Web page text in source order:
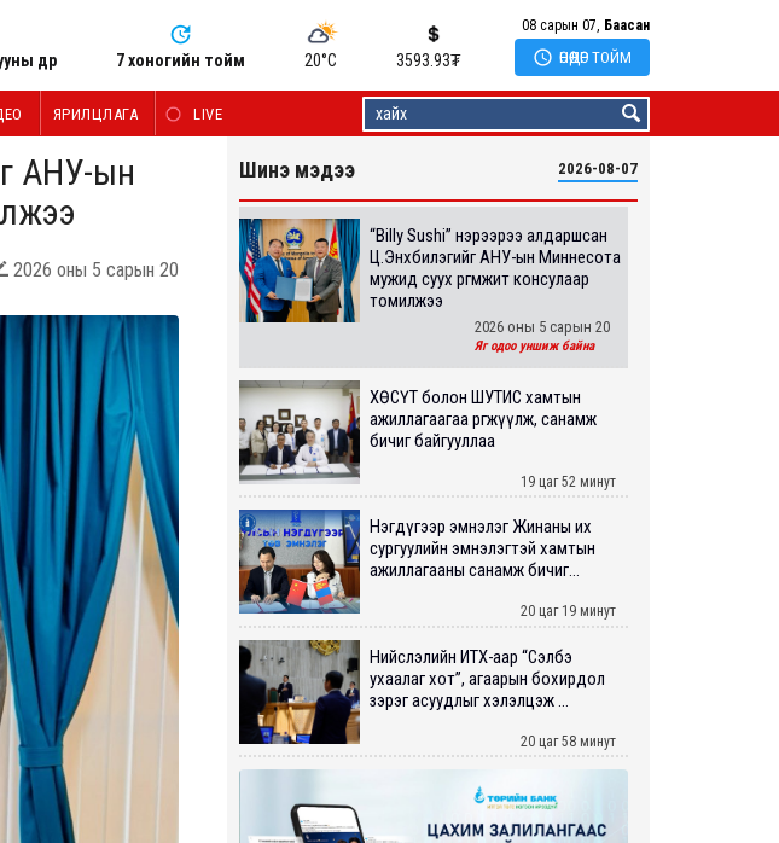
өдөр 7 хоногийн тойм 20°C 3593.93₮
08 сарын 07, Баасан
 ӨНӨӨДӨР ТОЙМ
ЯРИЛЦЛАГА LIVE
АНУ-ын
2026 оны 5 сарын 20
Шинэ мэдээ 2026-08-07
“Billy Sushi” нэрээрээ алдаршсан
Ц.Энхбилэгийг АНУ-ын Миннесота
мужид суух өргөмжит консулаар
томилжээ
2026 оны 5 сарын 20
Яг одоо уншиж байна
ХӨСҮТ болон ШУТИС хамтын
ажиллагаагаа өргөжүүлж, санамж
бичиг байгууллаа
19 цаг 52 минут
Нэгдүгээр эмнэлэг Жинаны их
сургуулийн эмнэлэгтэй хамтын
ажиллагааны санамж бичиг...
20 цаг 19 минут
Нийслэлийн ИТХ-аар “Сэлбэ
ухаалаг хот”, агаарын бохирдол
зэрэг асуудлыг хэлэлцэж ...
20 цаг 58 минут